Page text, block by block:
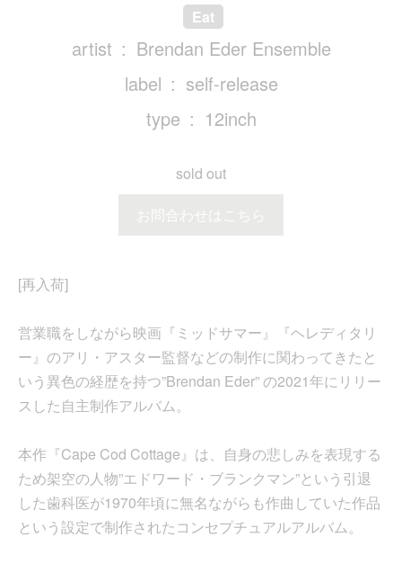
Eat
artist
Brendan Eder Ensemble
label
self-release
type
12inch
sold out
お問合わせはこちら
[再入荷]
営業職をしながら映画『ミッドサマー』『ヘレディタリ
ー』のアリ・アスター監督などの制作に関わってきたと
いう異色の経歴を持つ”Brendan Eder” の2021年にリリー
スした自主制作アルバム。
本作『Cape Cod Cottage』は、自身の悲しみを表現する
ため架空の人物”エドワード・ブランクマン”という引退
した歯科医が1970年頃に無名ながらも作曲していた作品
という設定で制作されたコンセプチュアルアルバム。